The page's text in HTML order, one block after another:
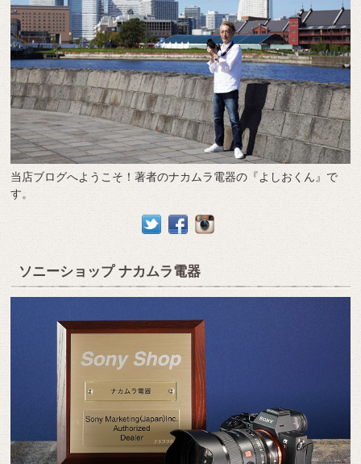
当店ブログへようこそ！著者のナカムラ電器の『よしおくん』で
す。
ソニーショップ ナカムラ電器